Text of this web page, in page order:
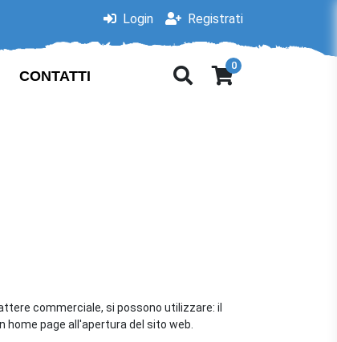
Login Registrati
CONTATTI
0
commerciale, si possono utilizzare: il
page all'apertura del sito web.